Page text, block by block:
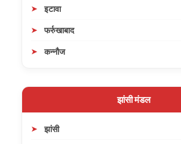
इटावा
फर्रुखाबाद
कन्नौज
झांसी मंडल
झांसी